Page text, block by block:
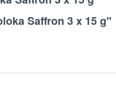
Saffron 3 x 15 g"